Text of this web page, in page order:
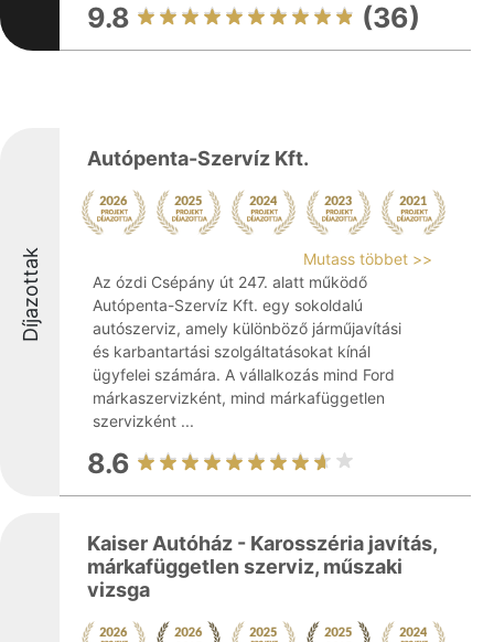
9.8 (36)
Díjazottak
Autópenta-Szervíz Kft.
Mutass többet >>
Az ózdi Csépány út 247. alatt működő
Autópenta-Szervíz Kft. egy sokoldalú
autószerviz, amely különböző járműjavítási
és karbantartási szolgáltatásokat kínál
ügyfelei számára. A vállalkozás mind Ford
márkaszervizként, mind márkafüggetlen
szervizként ...
8.6
Kaiser Autóház - Karosszéria javítás,
márkafüggetlen szerviz, műszaki
vizsga